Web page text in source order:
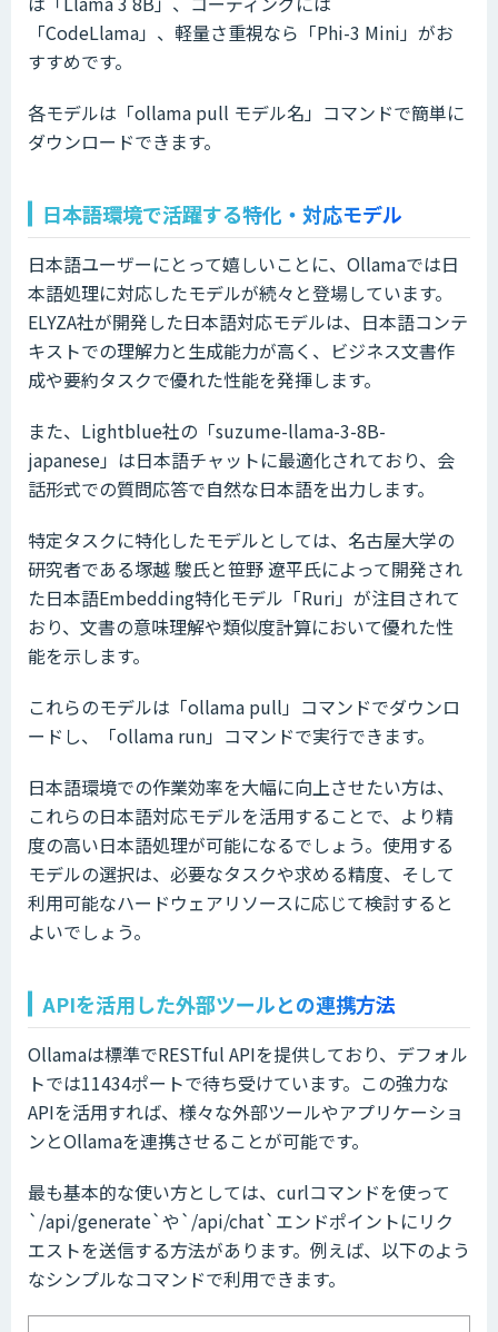
「CodeLlama」、軽量さ重視なら「Phi-3 Mini」がお
すすめです。
各モデルは「ollama pull モデル名」コマンドで簡単に
ダウンロードできます。
日本語環境で活躍する特化・対応モデル
日本語ユーザーにとって嬉しいことに、Ollamaでは日
本語処理に対応したモデルが続々と登場しています。
ELYZA社が開発した日本語対応モデルは、日本語コンテ
キストでの理解力と生成能力が高く、ビジネス文書作
成や要約タスクで優れた性能を発揮します。
また、Lightblue社の「suzume-llama-3-8B-
japanese」は日本語チャットに最適化されており、会
話形式での質問応答で自然な日本語を出力します。
特定タスクに特化したモデルとしては、名古屋大学の
研究者である塚越 駿氏と笹野 遼平氏によって開発され
た日本語Embedding特化モデル「Ruri」が注目されて
おり、文書の意味理解や類似度計算において優れた性
能を示します。
これらのモデルは「ollama pull」コマンドでダウンロ
ードし、「ollama run」コマンドで実行できます。
日本語環境での作業効率を大幅に向上させたい方は、
これらの日本語対応モデルを活用することで、より精
度の高い日本語処理が可能になるでしょう。使用する
モデルの選択は、必要なタスクや求める精度、そして
利用可能なハードウェアリソースに応じて検討すると
よいでしょう。
APIを活用した外部ツールとの連携方法
Ollamaは標準でRESTful APIを提供しており、デフォル
トでは11434ポートで待ち受けています。この強力な
APIを活用すれば、様々な外部ツールやアプリケーショ
ンとOllamaを連携させることが可能です。
最も基本的な使い方としては、curlコマンドを使って
`/api/generate`や`/api/chat`エンドポイントにリク
エストを送信する方法があります。例えば、以下のよう
なシンプルなコマンドで利用できます。